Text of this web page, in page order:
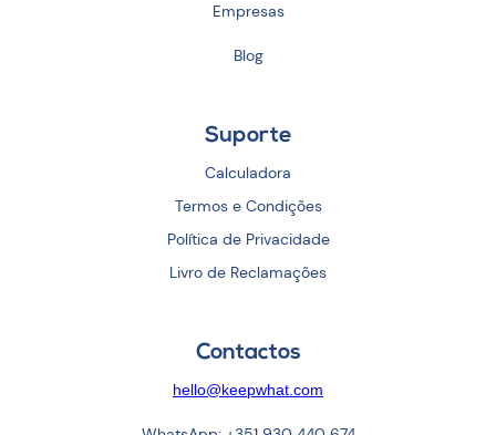
Empresas
Blog
Suporte
Calculadora
Termos e Condições
Política de Privacidade
Livro de Reclamações
Contactos
hello@keepwhat.com